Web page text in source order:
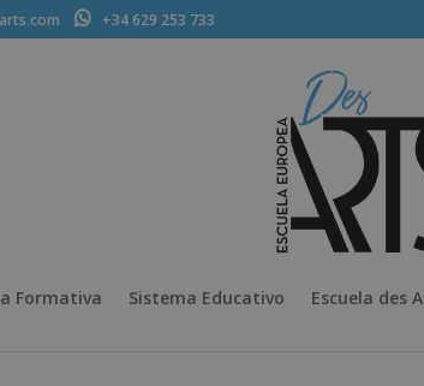
+34 629 253 733
Formativa Sistema Educativo Escuela des